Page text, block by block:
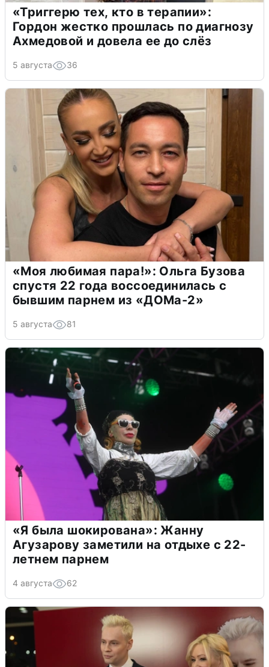
«Триггерю тех, кто в терапии»:
Гордон жестко прошлась по диагнозу
Ахмедовой и довела ее до слёз
5 августа 36
«Моя любимая пара!»: Ольга Бузова
спустя 22 года воссоединилась с
бывшим парнем из «ДОМа-2»
5 августа 81
«Я была шокирована»: Жанну
Агузарову заметили на отдыхе с 22-
летнем парнем
4 августа 62